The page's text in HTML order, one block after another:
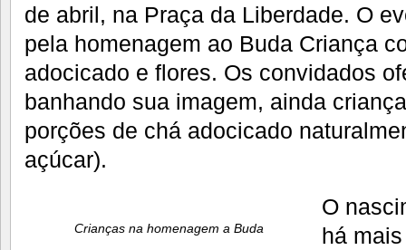
de abril, na Praça da Liberdade. O
pela homenagem ao Buda Criança
adocicado e flores. Os convidados
banhando sua imagem, ainda
porções de chá adocicado
açúcar).
Crianças na homenagem a Buda
O
há